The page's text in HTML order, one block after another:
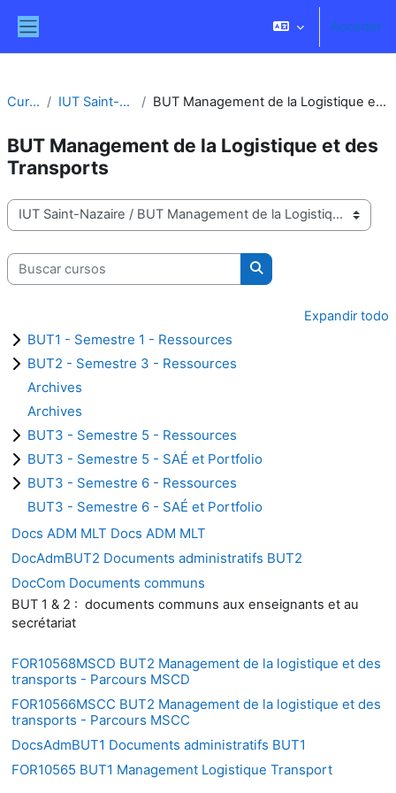
Acceder
Cursos IUT Saint-Nazaire BUT Management de la Logistique et des Transports
BUT Management de la Logistique et des
Transports
Categorías
Buscar cursos
Buscar cursos
Expandir todo
BUT1 - Semestre 1 - Ressources
BUT2 - Semestre 3 - Ressources
Archives
Archives
BUT3 - Semestre 5 - Ressources
BUT3 - Semestre 5 - SAÉ et Portfolio
BUT3 - Semestre 6 - Ressources
BUT3 - Semestre 6 - SAÉ et Portfolio
Docs ADM MLT Docs ADM MLT
DocAdmBUT2 Documents administratifs BUT2
DocCom Documents communs
BUT 1 & 2 : documents communs aux enseignants et au
secrétariat
FOR10568MSCD BUT2 Management de la logistique et des
transports - Parcours MSCD
FOR10566MSCC BUT2 Management de la logistique et des
transports - Parcours MSCC
DocsAdmBUT1 Documents administratifs BUT1
FOR10565 BUT1 Management Logistique Transport